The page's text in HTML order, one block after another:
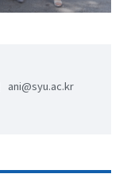
ani@syu.ac.kr